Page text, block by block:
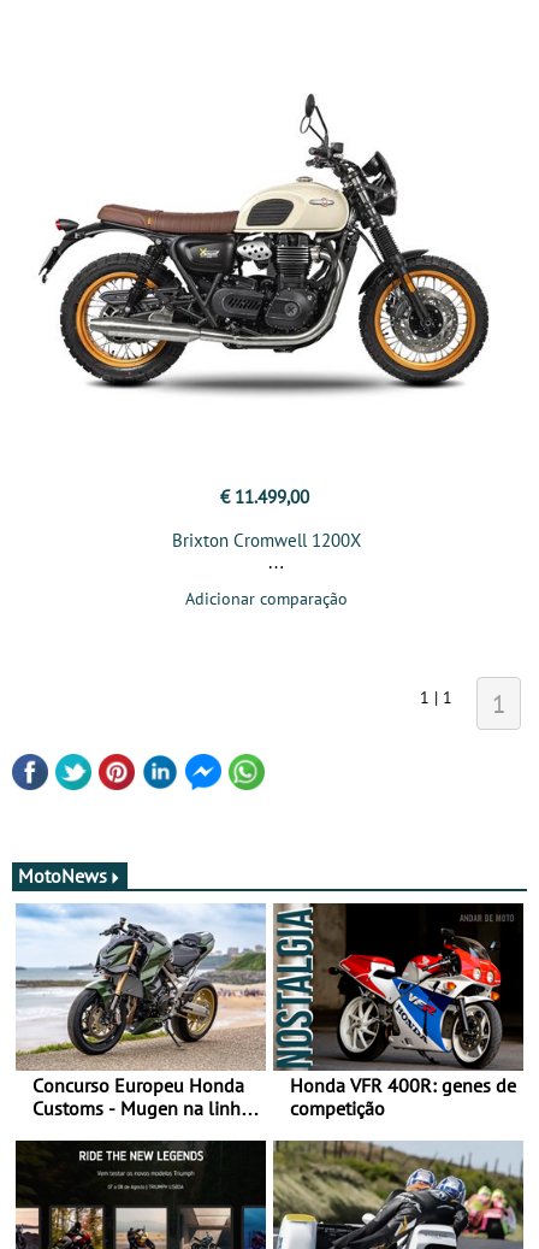
€ 11.499,00
Brixton Cromwell 1200X
Adicionar comparação
1 | 1 1
MotoNews
Concurso Europeu Honda
Customs - Mugen na linha
ganhar
Honda VFR 400R: genes de
competição